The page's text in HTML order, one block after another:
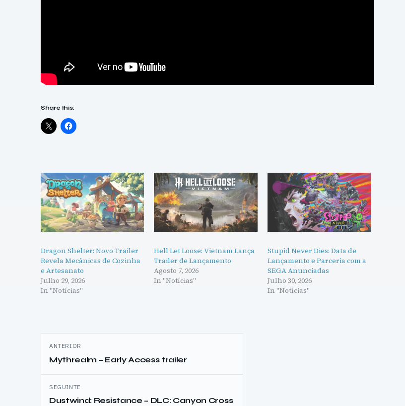
Share this:
Dragon Shelter: Novo Trailer
Revela Mecânicas de Cozinha
e Artesanato
Julho 29, 2026
In "Notícias"
Hell Let Loose: Vietnam Lança
Trailer de Lançamento
Agosto 7, 2026
In "Notícias"
Stupid Never Dies: Data de
Lançamento e Parceria com a
SEGA Anunciadas
Julho 30, 2026
In "Notícias"
Navegação
de
artigos
ANTERIOR
Mythrealm – Early Access trailer
SEGUINTE
Dustwind: Resistance – DLC: Canyon Cross